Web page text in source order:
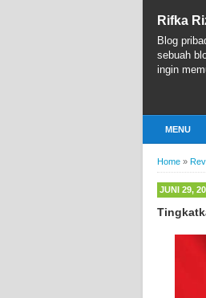
Rifka
Blog
sebuah
ingin
MENU
Home »
JUNI 29,